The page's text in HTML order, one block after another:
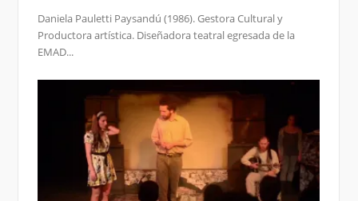
Daniela Pauletti Paysandú (1986). Gestora Cultural y
Productora artística. Diseñadora teatral egresada de la
EMAD...